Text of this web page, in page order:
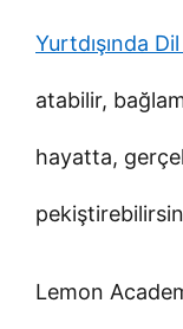
Yurtdışında
atabilir,
hayatta,
Lemon